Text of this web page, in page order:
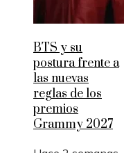
BTS y su
postura frente a
las nuevas
reglas de los
premios
Grammy 2027